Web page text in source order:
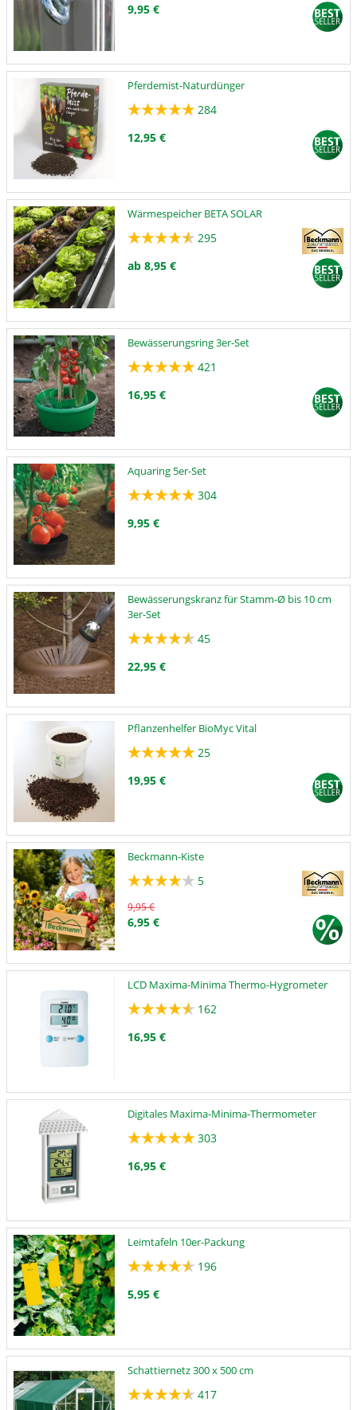
9,95 €
Pferdemist-Naturdünger
284
12,95 €
Wärmespeicher BETA SOLAR
295
ab 8,95 €
Bewässerungsring 3er-Set
421
16,95 €
Aquaring 5er-Set
304
9,95 €
Bewässerungskranz für Stamm-Ø bis 10 cm
3er-Set
45
22,95 €
Pflanzenhelfer BioMyc Vital
25
19,95 €
Beckmann-Kiste
5
9,95 €
6,95 €
LCD Maxima-Minima Thermo-Hygrometer
162
16,95 €
Digitales Maxima-Minima-Thermometer
303
16,95 €
Leimtafeln 10er-Packung
196
5,95 €
Schattiernetz 300 x 500 cm
417